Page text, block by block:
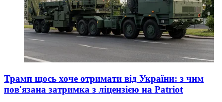
Трамп щось хоче отримати від України: з чим
пов'язана затримка з ліцензією на Patriot